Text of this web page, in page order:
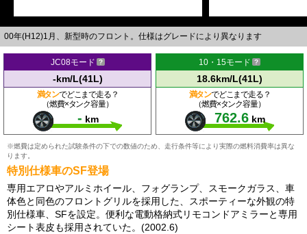
00年(H12)1月、新型時のフロント。仕様はグレードにより異なります
JC08モード
-km/L(41L)
満タンでどこまで走る？
（燃費×タンク容量）
- km
10・15モード
18.6km/L(41L)
満タンでどこまで走る？
（燃費×タンク容量）
762.6 km
※燃費は定められた試験条件の下での数値のため、走行条件等により実際の燃料消費率は異な
ります。
特別仕様車のSF登場
専用エアロやアルミホイール、フォグランプ、スモークガラス、車
体色と同色のフロントグリルを採用した、スポーティーな外観の特
別仕様車、SFを設定。便利な電動格納式リモコンドアミラーと専用
シート表皮も採用されていた。(2002.6)